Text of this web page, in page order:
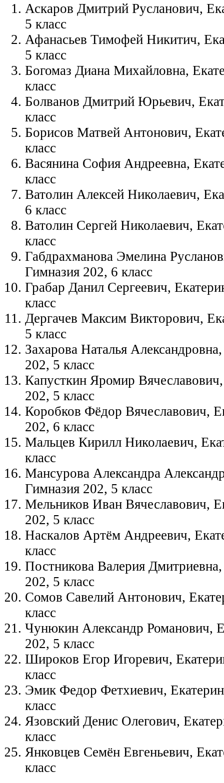
Аскаров Дмитрий Русланович,
5 класс
Афанасьев Тимофей Никитич,
5 класс
Богомаз Диана Михайловна,
класс
Болванов Дмитрий Юрьевич,
класс
Борисов Матвей Антонович,
класс
Васянина София Андреевна,
класс
Ватолин Алексей Николаевич,
6 класс
Ватолин Сергей Николаевич,
класс
Габдрахманова Эмелина
Гимназия 202, 6 класс
Грабар Данил Сергеевич,
класс
Дергачев Максим Викторович,
5 класс
Захарова Наталья
202, 5 класс
Капусткин Яромир
202, 5 класс
Коробков Фёдор Вячеславович,
202, 6 класс
Мальцев Кирилл Николаевич,
класс
Мансурова Александра
Гимназия 202, 5 класс
Мельников Иван Вячеславович,
202, 5 класс
Наскалов Артём Андреевич,
класс
Постникова Валерия
202, 5 класс
Сомов Савелий Антонович,
класс
Чунюкин Александр Романович,
202, 5 класс
Широков Егор Игоревич,
класс
Эмик Федор Фетхиевич,
класс
Язовский Денис Олегович,
класс
Янковцев Семён Евгеньевич,
класс